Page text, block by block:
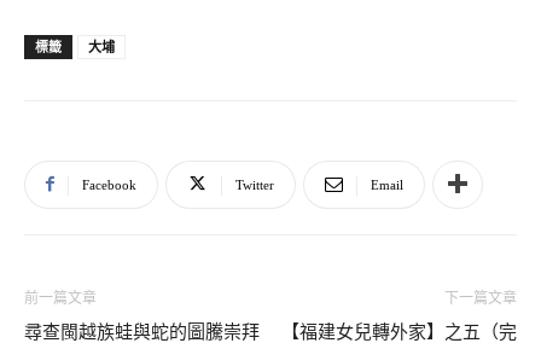
標籤 大埔
Facebook Twitter Email
前一篇文章
尋查閩越族蛙與蛇的圖騰崇拜
下一篇文章
【福建女兒轉外家】之五（完